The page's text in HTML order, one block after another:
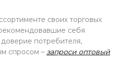
своих торговых
себя
потребителя,
спросом – запроси оптовый